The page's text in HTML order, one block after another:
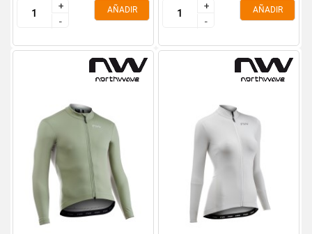
+
-
+
-
AÑADIR
+
-
+
-
AÑADIR